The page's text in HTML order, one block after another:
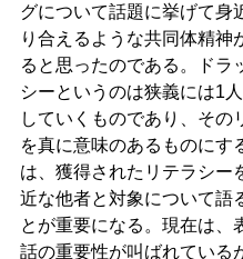
グについて話題に挙げて身
り合えるような共同体精神
ると思ったのである。ドラ
シーというのは狭義には1
していくものであり、その
を真に意味のあるものにす
は、獲得されたリテラシー
近な他者と対象について語
とが重要になる。現在は、
話の重要性が叫ばれている